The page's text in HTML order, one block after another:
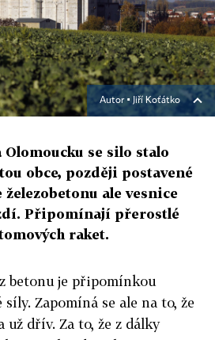
Autor ▪ Jiří Koťátko
Olomoucku se silo stalo
obce, později postavené
železobetonu ale vesnice
Připomínají přerostlé
raket.
betonu je připomínkou
Zapomíná se ale na to, že
už dřív. Za to, že z dálky